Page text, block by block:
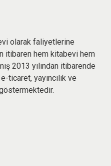
olarak faliyetlerine
itibaren hem kitabevi hem
2013 yılından itibarende
yayıncılık ve